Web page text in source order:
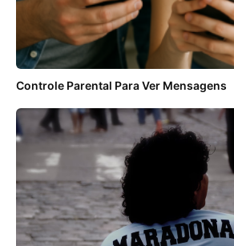
Controle Parental Para Ver Mensagens